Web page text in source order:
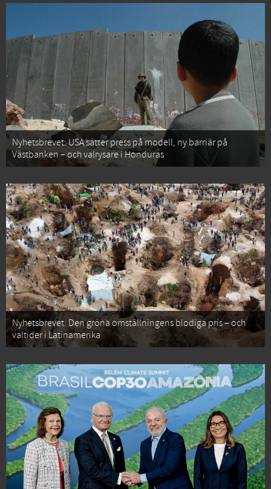
Nyhetsbrevet: USA sätter press på modell, ny barriär på
Västbanken – och valrysare i Honduras
Nyhetsbrevet: Den gröna omställningens blodiga pris – och
valtider i Latinamerika